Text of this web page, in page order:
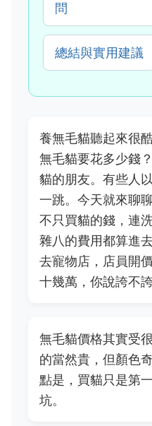
問
總結與實用建議
養無毛貓聽起來很
無毛貓要花多少錢
貓的朋友。有些人
一跳。今天就來聊
不只買貓的錢，連
雜八的費用都算進
去寵物店，店員開
十幾萬，你說誇不
無毛貓價格其實受
的當然貴，但顏色
點是，買貓只是第
坑。